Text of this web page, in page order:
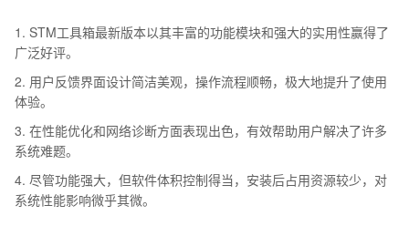
1. STM工具箱最新版本以其丰富的功能模块和强大的实用性赢得了
广泛好评。
2. 用户反馈界面设计简洁美观，操作流程顺畅，极大地提升了使用
体验。
3. 在性能优化和网络诊断方面表现出色，有效帮助用户解决了许多
系统难题。
4. 尽管功能强大，但软件体积控制得当，安装后占用资源较少，对
系统性能影响微乎其微。